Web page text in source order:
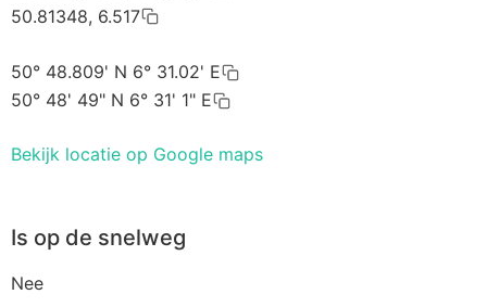
50.81348, 6.517
50° 48.809' N 6° 31.02' E
50° 48' 49" N 6° 31' 1" E
Bekijk locatie op Google maps
Is op de snelweg
Nee